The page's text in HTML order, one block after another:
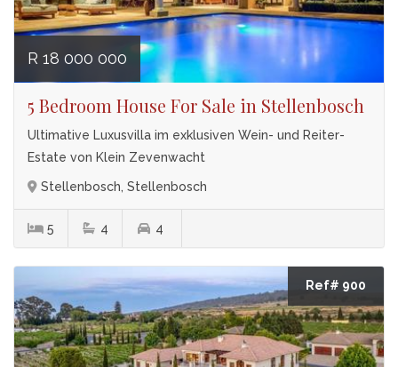
R 18 000 000
5 Bedroom House For Sale in Stellenbosch
Ultimative Luxusvilla im exklusiven Wein- und Reiter-
Estate von Klein Zevenwacht
Stellenbosch, Stellenbosch
5 4 4
Ref# 900